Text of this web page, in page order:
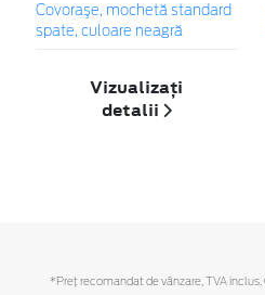
Covoraşe, mochetă standard
spate, culoare neagră
Vizualizați
detalii
*Preţ recomandat de vânzare, TVA